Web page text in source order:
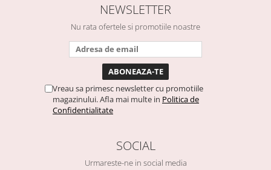
NEWSLETTER
Nu rata ofertele si promotiile noastre
Vreau sa primesc newsletter cu promotiile
magazinului. Afla mai multe in Politica de
Confidentialitate
SOCIAL
Urmareste-ne in social media